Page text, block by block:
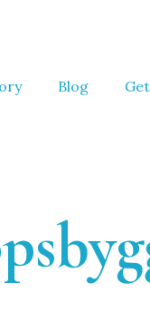
Blog